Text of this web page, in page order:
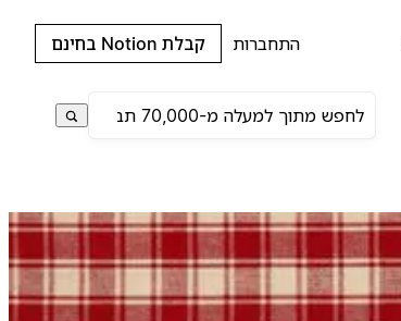
התחברות קבלת Notion בחינם